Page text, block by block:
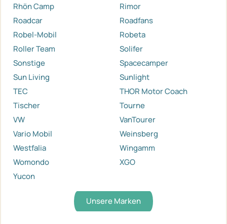
Rhön Camp
Rimor
Roadcar
Roadfans
Robel-Mobil
Robeta
Roller Team
Solifer
Sonstige
Spacecamper
Sun Living
Sunlight
TEC
THOR Motor Coach
Tischer
Tourne
VW
VanTourer
Vario Mobil
Weinsberg
Westfalia
Wingamm
Womondo
XGO
Yucon
Unsere Marken